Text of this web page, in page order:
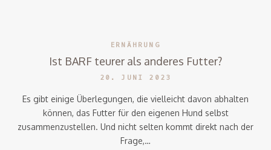
ERNÄHRUNG
Ist BARF teurer als anderes Futter?
20. JUNI 2023
Es gibt einige Überlegungen, die vielleicht davon abhalten
können, das Futter für den eigenen Hund selbst
zusammenzustellen. Und nicht selten kommt direkt nach der
Frage,…